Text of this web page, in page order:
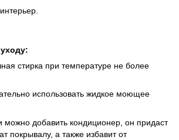
стирка при температуре не более
использовать жидкое моющее
можно добавить кондиционер, он придаст
покрывалу, а также избавит от